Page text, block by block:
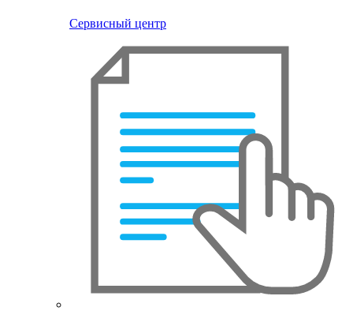
Сервисный центр